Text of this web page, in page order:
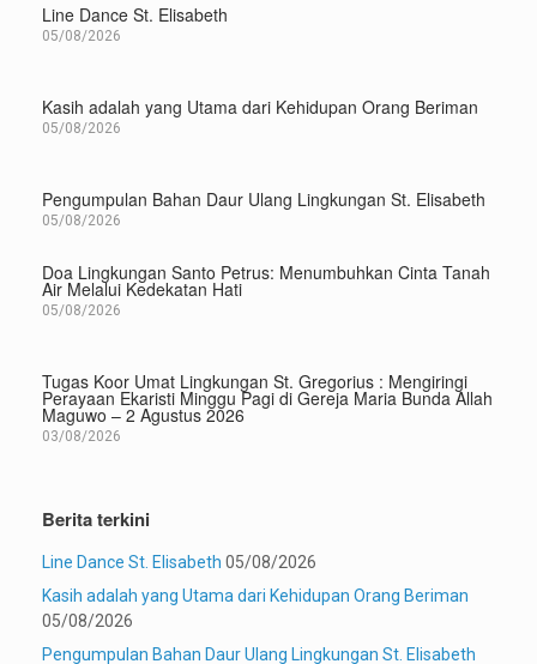
Line Dance St. Elisabeth
05/08/2026
Kasih adalah yang Utama dari Kehidupan Orang Beriman
05/08/2026
Pengumpulan Bahan Daur Ulang Lingkungan St. Elisabeth
05/08/2026
Doa Lingkungan Santo Petrus: Menumbuhkan Cinta Tanah
Air Melalui Kedekatan Hati
05/08/2026
Tugas Koor Umat Lingkungan St. Gregorius : Mengiringi
Perayaan Ekaristi Minggu Pagi di Gereja Maria Bunda Allah
Maguwo – 2 Agustus 2026
03/08/2026
Berita terkini
Line Dance St. Elisabeth 05/08/2026
Kasih adalah yang Utama dari Kehidupan Orang Beriman
05/08/2026
Pengumpulan Bahan Daur Ulang Lingkungan St. Elisabeth